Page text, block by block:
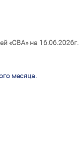
«СВА» на 16.06.2026г.
месяца.